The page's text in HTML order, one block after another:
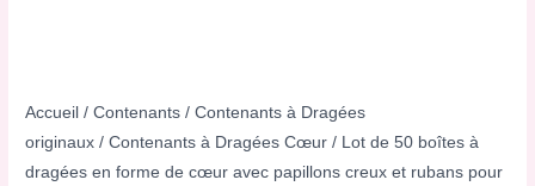
Accueil /Contenants /Contenants à Dragées
originaux /Contenants à Dragées Cœur / Lot de 50 boîtes à
dragées en forme de cœur avec papillons creux et rubans pour